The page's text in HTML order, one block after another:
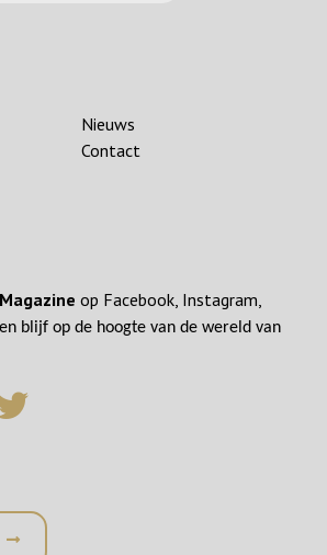
Nieuws
Contact
op Facebook, Instagram,
en blijf op de hoogte van de wereld van